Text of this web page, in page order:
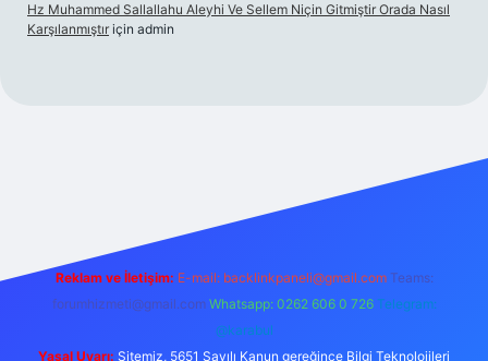
Hz Muhammed Sallallahu Aleyhi Ve Sellem Niçin Gitmiştir Orada Nasıl
Karşılanmıştır için admin
Reklam ve İletişim: E-mail: backlinkpaneli@gmail.com Teams:
forumhizmeti@gmail.com Whatsapp: 0262 606 0 726 Telegram:
@karabul
Yasal Uyarı: Sitemiz, 5651 Sayılı Kanun gereğince Bilgi Teknolojileri